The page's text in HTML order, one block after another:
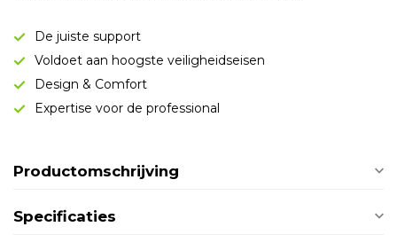
De juiste support
Voldoet aan hoogste veiligheidseisen
Design & Comfort
Expertise voor de professional
Productomschrijving
Specificaties